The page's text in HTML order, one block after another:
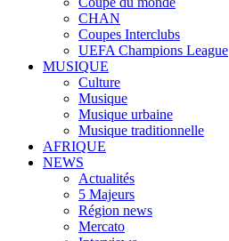
CHAN
Coupes Interclubs
UEFA Champions League
MUSIQUE
Culture
Musique
Musique urbaine
Musique traditionnelle
AFRIQUE
NEWS
Actualités
5 Majeurs
Région news
Mercato